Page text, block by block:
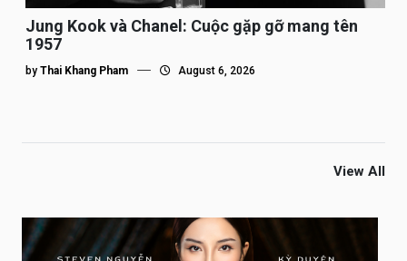
Jung Kook và Chanel: Cuộc gặp gỡ mang tên
1957
by Thai Khang Pham August 6, 2026
View All